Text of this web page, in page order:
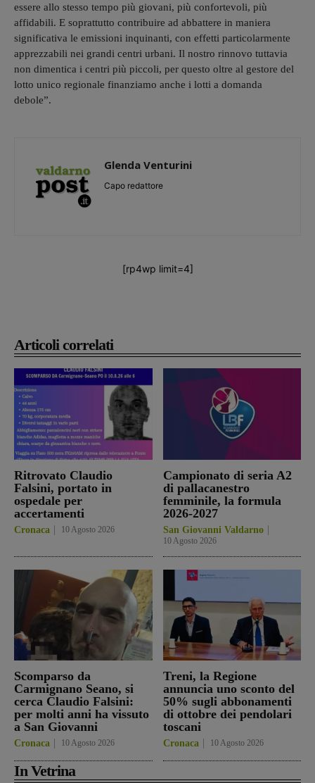
Articoli correlati
Ritrovato Claudio
Falsini, portato in
ospedale per
accertamenti
Cronaca 10 Agosto 2026
Campionato di seria A2
di pallacanestro
femminile, la formula
2026-2027
San Giovanni Valdarno
10 Agosto 2026
Scomparso da
Carmignano Seano, si
cerca Claudio Falsini:
per molti anni ha vissuto
a San Giovanni
Cronaca 10 Agosto 2026
Treni, la Regione
annuncia uno sconto del
50% sugli abbonamenti
di ottobre dei pendolari
toscani
Cronaca 10 Agosto 2026
In Vetrina
essere allo stesso tempo più giovani, più confortevoli, più
affidabili. E soprattutto contribuire ad abbattere in maniera
significativa le emissioni inquinanti, con effetti particolarmente
apprezzabili nei grandi centri urbani. Il nostro rinnovo tuttavia
non dimentica i centri più piccoli, per questo oltre al gestore del
lotto unico regionale finanziamo anche i lotti a domanda
debole”.
Glenda Venturini
Capo redattore
[rp4wp limit=4]